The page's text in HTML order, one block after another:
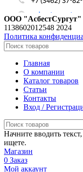
ООО "АсбестСургут"
1138602012548 2024
Политика
Главная
О компании
Каталог товаров
Статьи
Контакты
Вход /
Начните вводить
ищете.
Магазин
0 Заказ
Мой аккаунт